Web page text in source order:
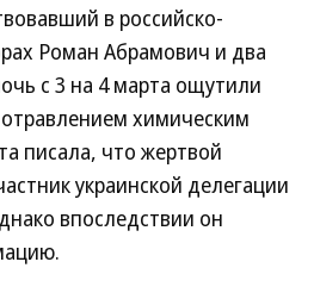
в российско-
Роман Абрамович и два
с 3 на 4 марта ощутили
химическим
писала, что жертвой
украинской делегации
впоследствии он